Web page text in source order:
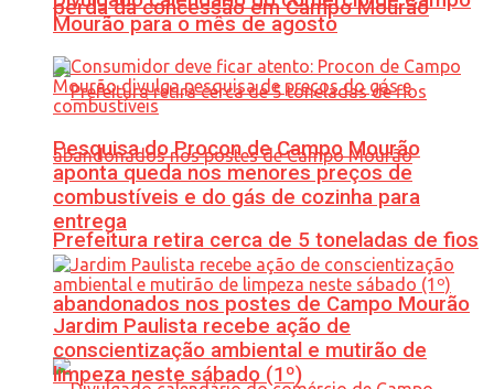
perda da concessão em Campo Mourão
Prefeitura retira cerca de 5 toneladas de fios
abandonados nos postes de Campo Mourão
Mourão para o mês de agosto
Pesquisa do Procon de Campo Mourão
aponta queda nos menores preços de
combustíveis e do gás de cozinha para
entrega
Jardim Paulista recebe ação de
conscientização ambiental e mutirão de
limpeza neste sábado (1º)